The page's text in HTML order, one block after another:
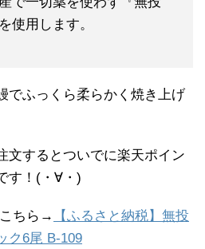
使用します。
でふっくら柔らかく焼き上げ
文するとついでに楽天ポイン
す！(・∀・)
ちら→
【ふるさと納税】無投
ク6尾 B-109